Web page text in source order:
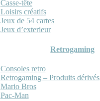
Casse-tête
Loisirs créatifs
Jeux de 54 cartes
Jeux d’exterieur
Retrogaming
Consoles retro
Retrogaming – Produits dérivés
Mario Bros
Pac-Man